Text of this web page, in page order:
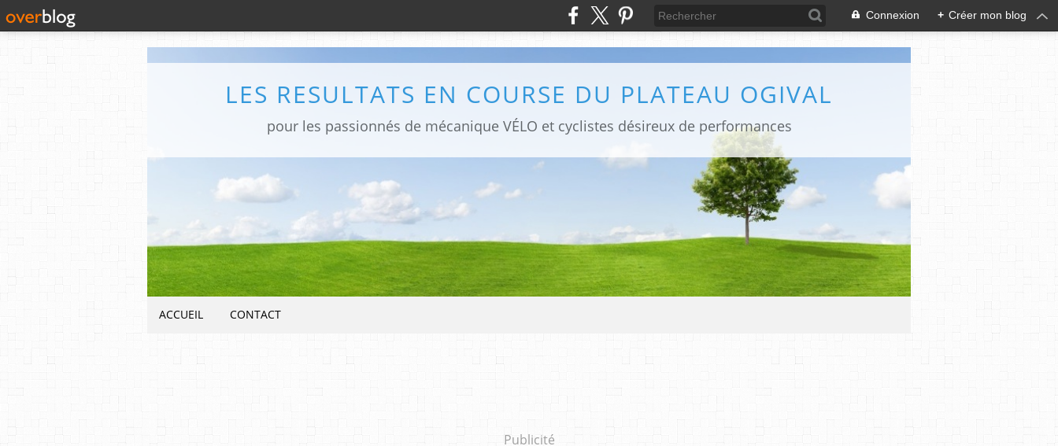
Connexion + Créer mon blog
LES RESULTATS EN COURSE DU PLATEAU OGIVAL
pour les passionnés de mécanique VÉLO et cyclistes désireux de performances
ACCUEIL CONTACT
Publicité